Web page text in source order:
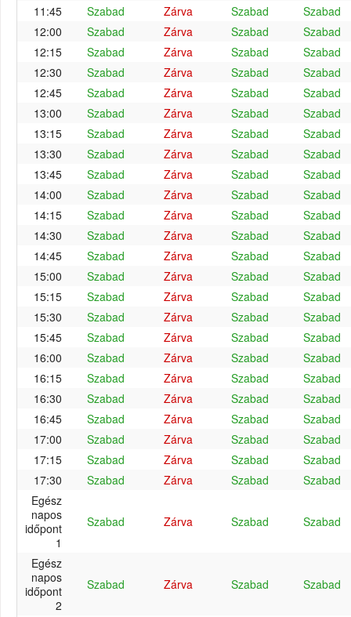
11:45
Szabad Zárva Szabad
Szabad
12:00
Szabad Zárva Szabad
Szabad
12:15
Szabad Zárva Szabad
Szabad
12:30
Szabad Zárva Szabad
Szabad
12:45
Szabad Zárva Szabad
Szabad
13:00
Szabad Zárva Szabad
Szabad
13:15
Szabad Zárva Szabad
Szabad
13:30
Szabad Zárva Szabad
Szabad
13:45
Szabad Zárva Szabad
Szabad
14:00
Szabad Zárva Szabad
Szabad
14:15
Szabad Zárva Szabad
Szabad
14:30
Szabad Zárva Szabad
Szabad
14:45
Szabad Zárva Szabad
Szabad
15:00
Szabad Zárva Szabad
Szabad
15:15
Szabad Zárva Szabad
Szabad
15:30
Szabad Zárva Szabad
Szabad
15:45
Szabad Zárva Szabad
Szabad
16:00
Szabad Zárva Szabad
Szabad
16:15
Szabad Zárva Szabad
Szabad
16:30
Szabad Zárva Szabad
Szabad
16:45
Szabad Zárva Szabad
Szabad
17:00
Szabad Zárva Szabad
Szabad
17:15
Szabad Zárva Szabad
Szabad
17:30
Szabad Zárva Szabad
Szabad
Egész
napos
időpont
1
Szabad Zárva Szabad Szabad
Egész
napos
időpont
2
Szabad Zárva Szabad Szabad